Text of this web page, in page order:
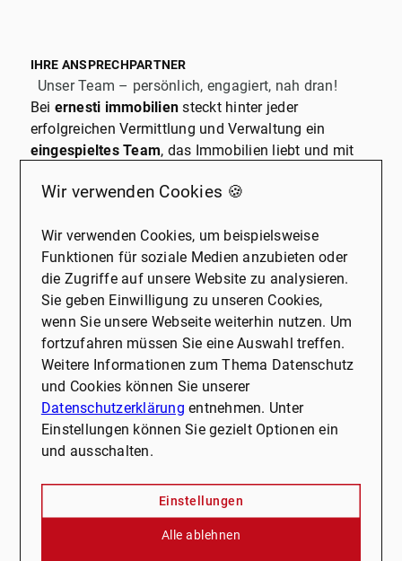
IHRE ANSPRECHPARTNER
Unser Team – persönlich, engagiert, nah dran!
Bei ernesti immobilien steckt hinter jeder
erfolgreichen Vermittlung und Verwaltung ein
eingespieltes Team, das Immobilien liebt und mit
Alle ansehen
Wir verwenden Cookies 🍪
Wir verwenden Cookies, um beispielsweise
Funktionen für soziale Medien anzubieten oder
die Zugriffe auf unsere Website zu analysieren.
Sie geben Einwilligung zu unseren Cookies,
wenn Sie unsere Webseite weiterhin nutzen. Um
fortzufahren müssen Sie eine Auswahl treffen.
Weitere Informationen zum Thema Datenschutz
und Cookies können Sie unserer
Datenschutzerklärung entnehmen. Unter
Einstellungen können Sie gezielt Optionen ein
und ausschalten.
Einstellungen
Alle ablehnen